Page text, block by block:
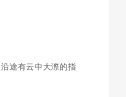
途有云中大漈的指